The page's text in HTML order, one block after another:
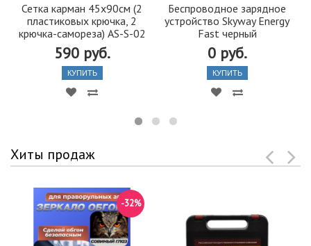
Сетка карман 45х90см (2
пластиковых крючка, 2
крючка-самореза) AS-S-02
590 руб.
КУПИТЬ
Беспроводное зарядное
устройство Skyway Energy
Fast черный
0 руб.
КУПИТЬ
Хиты продаж
-32%